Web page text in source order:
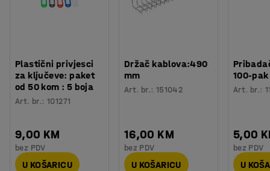
Plastični privjesci
za ključeve: paket
od 50 kom : 5 boja
Art. br.:101271
9,00 KM
bez PDV
U KOŠARICU
Držač kablova:490
mm
Art. br.: 151042
16,00 KM
bez PDV
U KOŠARICU
100-pak
Art. br.:
5,00
bez PDV
U